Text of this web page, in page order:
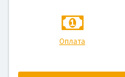
Оплата